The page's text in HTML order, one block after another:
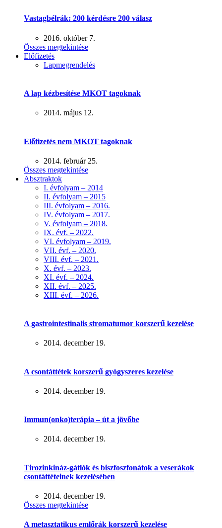
Vastagbélrák: 200 kérdésre 200 válasz
2016. október 7.
Összes megtekintése
Előfizetés
Lapmegrendelés
A lap kézbesítése MKOT tagoknak
2014. május 12.
Előfizetés nem MKOT tagoknak
2014. február 25.
Összes megtekintése
Absztraktok
I. évfolyam – 2014
II. évfolyam – 2015
III. évfolyam – 2016.
IV. évfolyam – 2017.
V. évfolyam – 2018.
IX. évf. – 2022.
VI. évfolyam – 2019.
VII. évf. – 2020.
VIII. évf. – 2021.
X. évf. – 2023.
XI. évf. – 2024.
XII. évf. – 2025.
XIII. évf. – 2026.
A gastrointestinalis stromatumor korszerű kezelése
2014. december 19.
A csontáttétek korszerű gyógyszeres kezelése
2014. december 19.
Immun(onko)terápia – út a jövőbe
2014. december 19.
Tirozinkináz-gátlók és biszfoszfonátok a veserákok
csontáttéteinek kezelésében
2014. december 19.
Összes megtekintése
A metasztatikus emlőrák korszerű kezelése